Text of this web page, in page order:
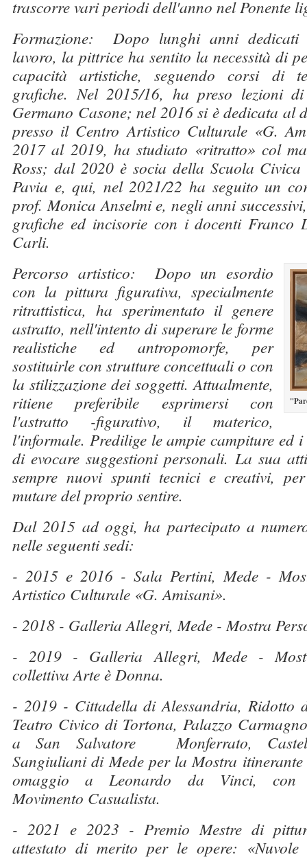
trascorre vari periodi dell'anno nel Ponente
Formazione: Dopo lunghi anni
lavoro, la pittrice ha sentito la necessità di
capacità artistiche, seguendo corsi di
grafiche. Nel 2015/16, ha preso lezioni
Germano Casone; nel 2016 si è dedicata al
presso il Centro Artistico Culturale «G.
2017 al 2019, ha studiato «ritratto» col
Ross; dal 2020 è socia della Scuola
Pavia e, qui, nel 2021/22 ha seguito un
prof. Monica Anselmi e, negli anni
grafiche ed incisorie con i docenti Franco
Carli.
Percorso artistico: Dopo un esordio
con la pittura figurativa, specialmente
ritrattistica, ha sperimentato il genere
astratto, nell'intento di superare le forme
realistiche ed antropomorfe, per
sostituirle con strutture concettuali o con
la stilizzazione dei soggetti. Attualmente,
ritiene preferibile esprimersi con
l'astratto -figurativo, il materico,
l'informale. Predilige le ampie campiture
di evocare suggestioni personali. La sua
sempre nuovi spunti tecnici e creativi,
mutare del proprio sentire.
Dal 2015 ad oggi, ha partecipato a
nelle seguenti sedi:
- 2015 e 2016 - Sala Pertini, Mede -
Artistico Culturale «G. Amisani».
- 2018 - Galleria Allegri, Mede - Mostra
- 2019 - Galleria Allegri, Mede -
collettiva Arte è Donna.
- 2019 - Cittadella di Alessandria, Ridotto
Teatro Civico di Tortona, Palazzo
a San Salvatore Monferrato,
Sangiuliani di Mede per la Mostra
omaggio a Leonardo da Vinci,
Movimento Casualista.
- 2021 e 2023 - Premio Mestre di
attestato di merito per le opere: